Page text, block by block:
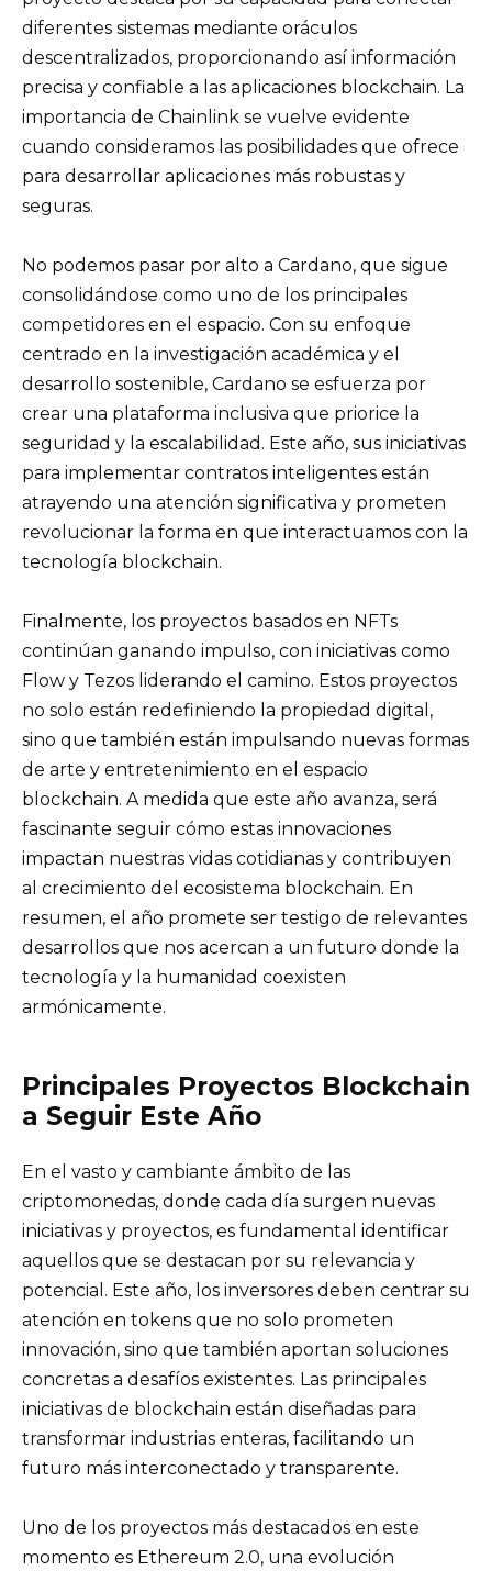
diferentes sistemas mediante oráculos
descentralizados, proporcionando así información
precisa y confiable a las aplicaciones blockchain. La
importancia de Chainlink se vuelve evidente
cuando consideramos las posibilidades que ofrece
para desarrollar aplicaciones más robustas y
seguras.
No podemos pasar por alto a Cardano, que sigue
consolidándose como uno de los principales
competidores en el espacio. Con su enfoque
centrado en la investigación académica y el
desarrollo sostenible, Cardano se esfuerza por
crear una plataforma inclusiva que priorice la
seguridad y la escalabilidad. Este año, sus iniciativas
para implementar contratos inteligentes están
atrayendo una atención significativa y prometen
revolucionar la forma en que interactuamos con la
tecnología blockchain.
Finalmente, los proyectos basados en NFTs
continúan ganando impulso, con iniciativas como
Flow y Tezos liderando el camino. Estos proyectos
no solo están redefiniendo la propiedad digital,
sino que también están impulsando nuevas formas
de arte y entretenimiento en el espacio
blockchain. A medida que este año avanza, será
fascinante seguir cómo estas innovaciones
impactan nuestras vidas cotidianas y contribuyen
al crecimiento del ecosistema blockchain. En
resumen, el año promete ser testigo de relevantes
desarrollos que nos acercan a un futuro donde la
tecnología y la humanidad coexisten
armónicamente.
Principales Proyectos Blockchain
a Seguir Este Año
En el vasto y cambiante ámbito de las
criptomonedas, donde cada día surgen nuevas
iniciativas y proyectos, es fundamental identificar
aquellos que se destacan por su relevancia y
potencial. Este año, los inversores deben centrar su
atención en tokens que no solo prometen
innovación, sino que también aportan soluciones
concretas a desafíos existentes. Las principales
iniciativas de blockchain están diseñadas para
transformar industrias enteras, facilitando un
futuro más interconectado y transparente.
Uno de los proyectos más destacados en este
momento es Ethereum 2.0, una evolución